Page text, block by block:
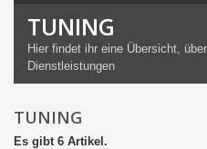
TUNING
Hier findet ihr eine Übersicht,
Dienstleistungen
TUNING
Es gibt 6 Artikel.